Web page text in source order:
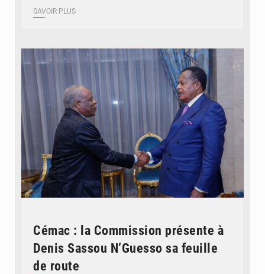
SAVOIR PLUS
Cémac : la Commission présente à
Denis Sassou N’Guesso sa feuille
de route